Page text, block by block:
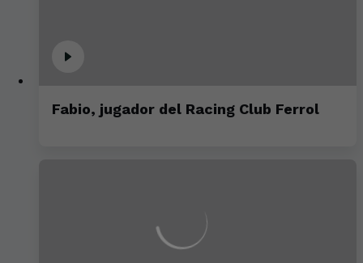
Fabio, jugador del Racing Club Ferrol